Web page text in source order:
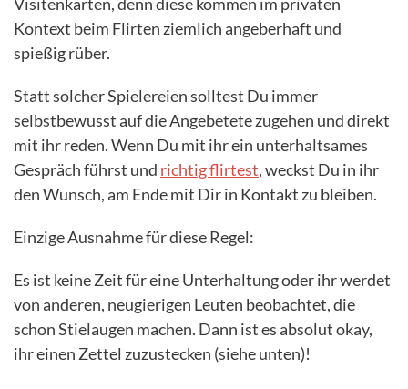
Kontext beim Flirten ziemlich angeberhaft und
spießig rüber.
Statt solcher Spielereien solltest Du immer
selbstbewusst auf die Angebetete zugehen und direkt
mit ihr reden. Wenn Du mit ihr ein unterhaltsames
Gespräch führst und richtig flirtest, weckst Du in ihr
den Wunsch, am Ende mit Dir in Kontakt zu bleiben.
Einzige Ausnahme für diese Regel:
Es ist keine Zeit für eine Unterhaltung oder ihr werdet
von anderen, neugierigen Leuten beobachtet, die
schon Stielaugen machen. Dann ist es absolut okay,
ihr einen Zettel zuzustecken (siehe unten)!